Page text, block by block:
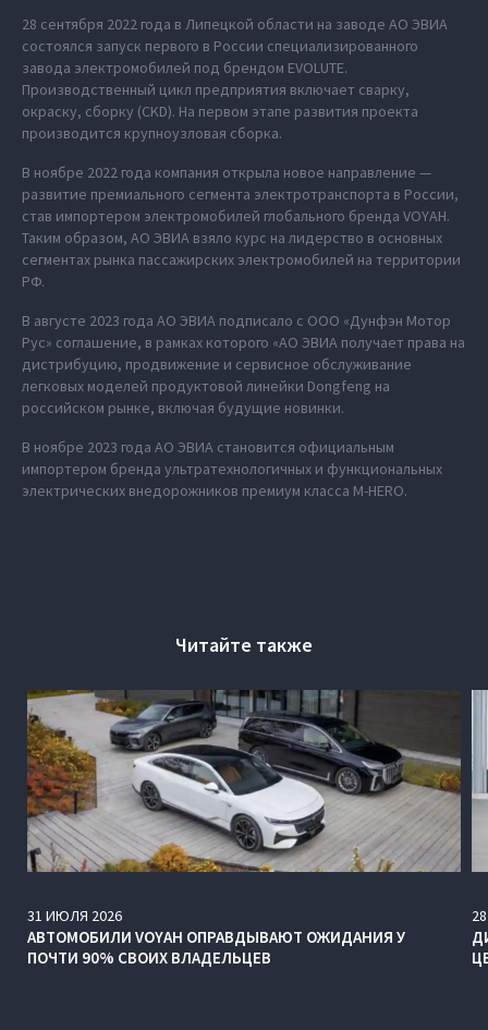
28 сентября 2022 года в Липецкой области на заводе АО ЭВИА
состоялся запуск первого в России специализированного
завода электромобилей под брендом EVOLUTE.
Производственный цикл предприятия включает сварку,
окраску, сборку (CKD). На первом этапе развития проекта
производится крупноузловая сборка.
В ноябре 2022 года компания открыла новое направление —
развитие премиального сегмента электротранспорта в России,
став импортером электромобилей глобального бренда VOYAH.
Таким образом, АО ЭВИА взяло курс на лидерство в основных
сегментах рынка пассажирских электромобилей на территории
РФ.
В августе 2023 года АО ЭВИА подписало с ООО «Дунфэн Мотор
Рус» соглашение, в рамках которого «АО ЭВИА получает права на
дистрибуцию, продвижение и сервисное обслуживание
легковых моделей продуктовой линейки Dongfeng на
российском рынке, включая будущие новинки.
В ноябре 2023 года АО ЭВИА становится официальным
импортером бренда ультратехнологичных и функциональных
электрических внедорожников премиум класса M‑HERO.
Читайте также
31 ИЮЛЯ 2026
АВТОМОБИЛИ VOYAH ОПРАВДЫВАЮТ ОЖИДАНИЯ У
ПОЧТИ 90% СВОИХ ВЛАДЕЛЬЦЕВ
28